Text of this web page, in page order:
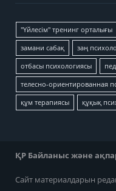
"Үйлесім" тренинг орталығы
замани сабақ заң
отбасы психологиясы
телесно-ориентированная
құм терапиясы құқық
ҚР Байланыс және
Сайт материалдарын